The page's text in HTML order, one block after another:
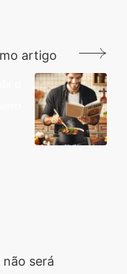
artigo
será